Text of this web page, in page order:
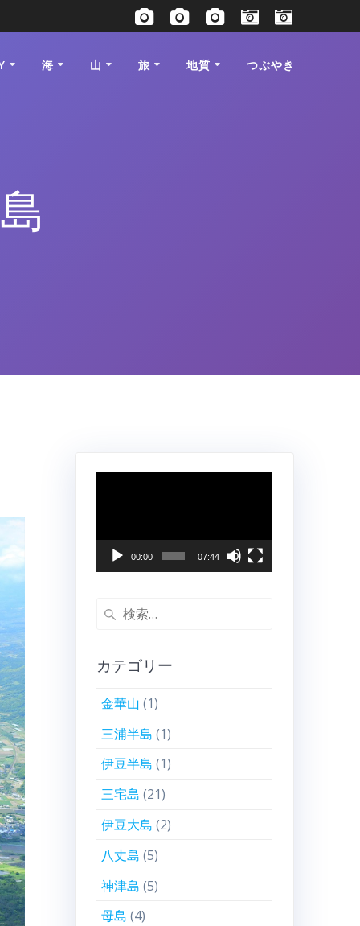
海 山 旅 地質 つぶやき
レ
ヤ
00:00 07:44
検
カテゴリー
金華山 (1)
三浦半島 (1)
伊豆半島 (1)
三宅島 (21)
伊豆大島 (2)
八丈島 (5)
神津島 (5)
母島 (4)